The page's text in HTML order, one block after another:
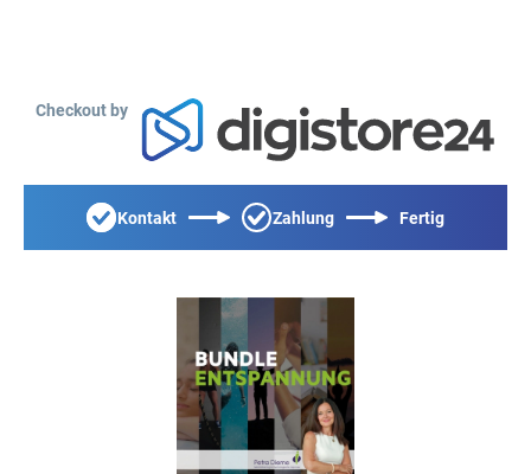
Checkout by
Kontakt Zahlung Fertig